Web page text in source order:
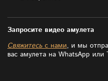
Запросите видео амулета
Свяжитесьс нами, и мы
вас амулета на WhatsApp или